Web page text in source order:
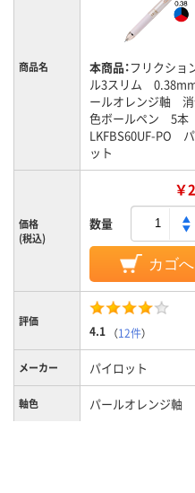
商品名 本商品：フリクショ
ル3スリム
ールオレンジ軸
色ボールペン 5本
LKFBS60UF-PO
ット
価格
(税込)
￥
数量
カゴへ
評価
4.1 （12件）
メーカー パイロット
軸色 パールオレンジ軸